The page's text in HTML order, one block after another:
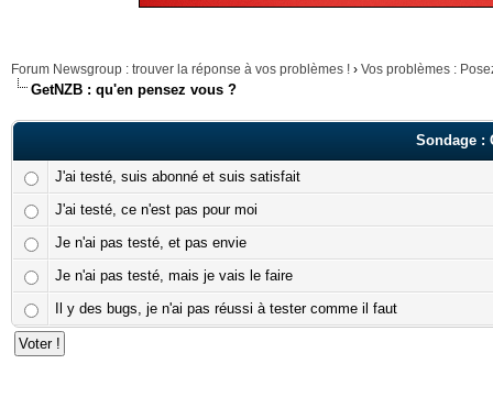
Forum Newsgroup : trouver la réponse à vos problèmes ! › Vos problèmes :
GetNZB : qu'en pensez vous ?
Sondage :
J'ai testé, suis abonné et suis satisfait
J'ai testé, ce n'est pas pour moi
Je n'ai pas testé, et pas envie
Je n'ai pas testé, mais je vais le faire
Il y des bugs, je n'ai pas réussi à tester comme il faut